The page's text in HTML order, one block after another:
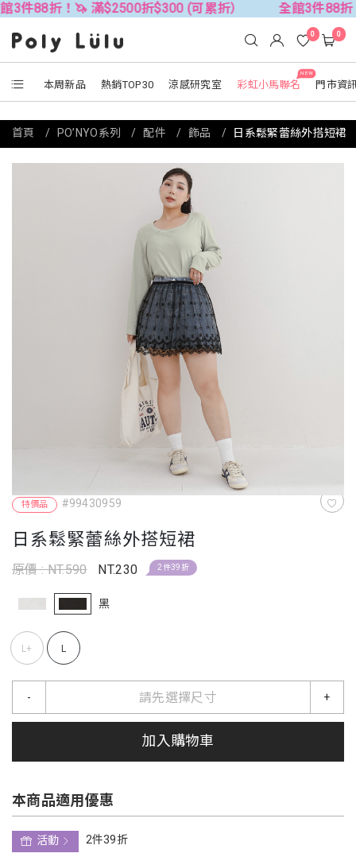
🦄 滿$2500折$300 (可累折） 全館3件88折！🦄 滿
本周新品 熱銷TOP30 涼感研究室
NEW
彩虹小馬聯名 門市資
0 0
特價品 #99430959
日系鬆緊蕾絲外搭短裙
原價 : NT.590 NT.230 2件39折
黑
L+ L
請先選擇尺寸
- +
加入購物車
本商品適用優惠
活動
2件39折
首頁 PO’NYO系列 配件 飾品 日系鬆緊蕾絲外搭短裙